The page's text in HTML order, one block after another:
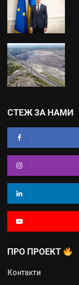
СТЕЖ ЗА НАМИ
ПРО ПРОЕКТ
Контакти